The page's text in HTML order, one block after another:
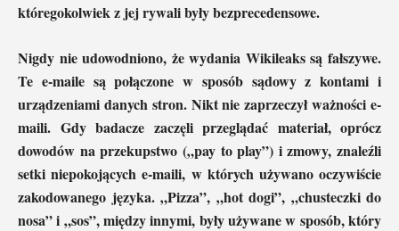
któregokolwiek z jej rywali były bezprecedensowe.
Nigdy nie udowodniono, że wydania Wikileaks są fałszywe.
Te e-maile są połączone w sposób sądowy z kontami i
urządzeniami danych stron. Nikt nie zaprzeczył ważności e-
maili. Gdy badacze zaczęli przeglądać materiał, oprócz
dowodów na przekupstwo („pay to play”) i zmowy, znaleźli
setki niepokojących e-maili, w których używano oczywiście
zakodowanego języka. „Pizza”, „hot dogi”, „chusteczki do
nosa” i „sos”, między innymi, były używane w sposób, który